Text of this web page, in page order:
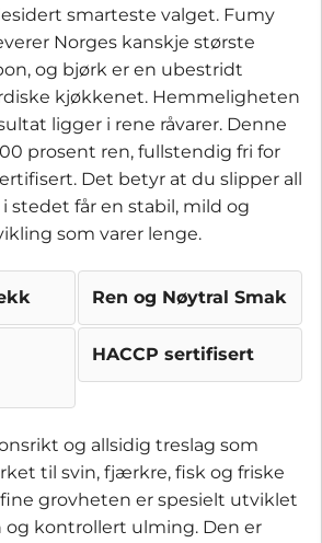
smarteste valget. Fumy
Norges kanskje største
og bjørk er en ubestridt
kjøkkenet. Hemmeligheten
ligger i rene råvarer. Denne
prosent ren, fullstendig fri for
Det betyr at du slipper all
stedet får en stabil, mild og
som varer lenge.
Ren og Nøytral Smak
HACCP sertifisert
og allsidig treslag som
til svin, fjærkre, fisk og friske
grovheten er spesielt utviklet
og kontrollert ulming. Den er